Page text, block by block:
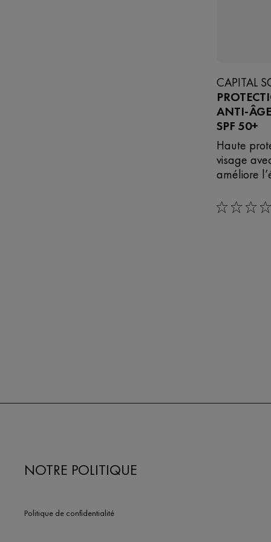
CAPITAL
ANTI-
SPF 50+
Haute
visage
améliore
0/5
NOTRE POLITIQUE
Politique de confidentialité